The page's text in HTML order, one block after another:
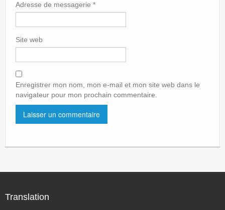
Adresse de messagerie *
Site web
Enregistrer mon nom, mon e-mail et mon site web dans le
navigateur pour mon prochain commentaire.
Translation